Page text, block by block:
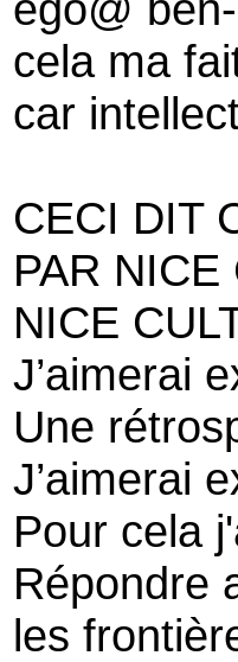
cela ma
car
CECI DIT
PAR NICE
NICE
J’aimerai
Une
J’aimerai
Pour cela
Répondre
les